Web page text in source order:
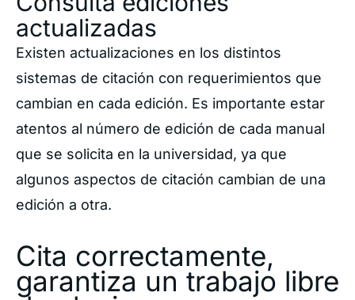
actualizadas
Existen actualizaciones en los distintos
sistemas de citación con requerimientos que
cambian en cada edición. Es importante estar
atentos al número de edición de cada manual
que se solicita en la universidad, ya que
algunos aspectos de citación cambian de una
edición a otra.
Cita correctamente,
garantiza un trabajo libre